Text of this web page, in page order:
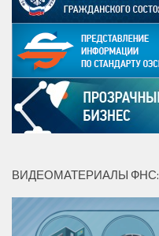
ВИДЕОМАТЕРИАЛЫ ФНС: